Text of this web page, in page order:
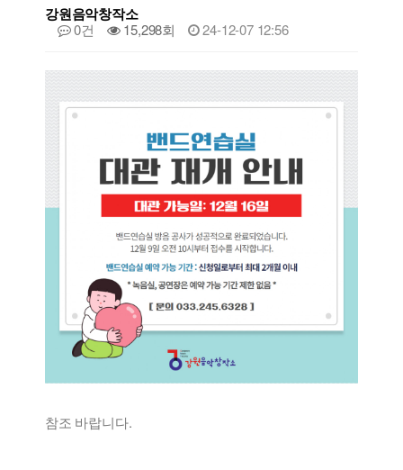
강원음악창작소
0건 15,298회 24-12-07 12:56
참조 바랍니다.